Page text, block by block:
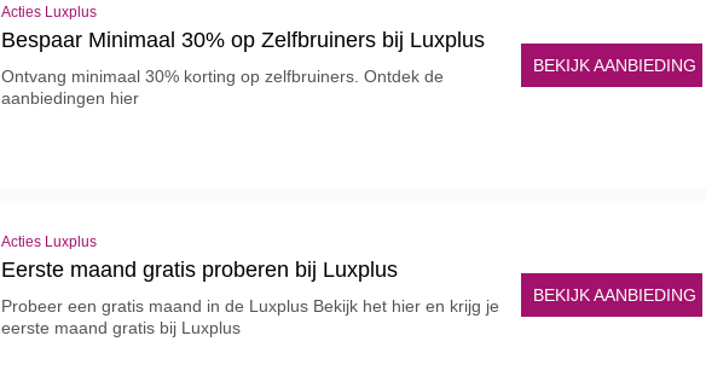
Acties Luxplus
Bespaar Minimaal 30% op Zelfbruiners bij Luxplus
Ontvang minimaal 30% korting op zelfbruiners. Ontdek de
aanbiedingen hier
BEKIJK AANBIEDING
Acties Luxplus
Eerste maand gratis proberen bij Luxplus
Probeer een gratis maand in de Luxplus Bekijk het hier en krijg je
eerste maand gratis bij Luxplus
BEKIJK AANBIEDING